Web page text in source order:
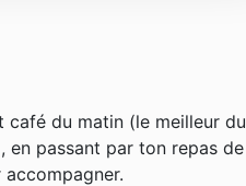
du matin (le meilleur du
en passant par ton repas de